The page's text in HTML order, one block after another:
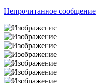
Непрочитанное сообщение